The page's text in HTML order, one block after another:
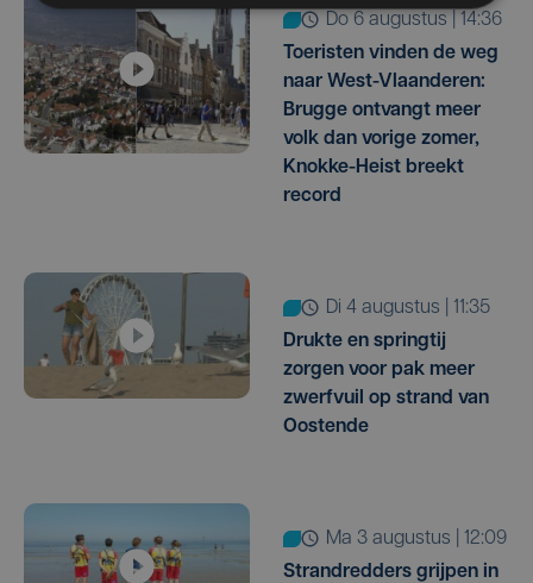
do 6 augustus | 14:36
Toeristen vinden de weg
naar West-Vlaanderen:
Brugge ontvangt meer
volk dan vorige zomer,
Knokke-Heist breekt
record
di 4 augustus | 11:35
Drukte en springtij
zorgen voor pak meer
zwerfvuil op strand van
Oostende
ma 3 augustus | 12:09
Strandredders grijpen in